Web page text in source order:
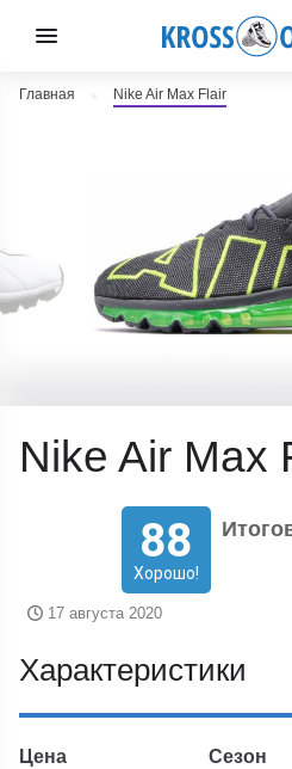
Главная Nike Air Max Flair
Nike Air Max
88
Хорошо!
17 августа 2020
Характеристики
Цена Сезон